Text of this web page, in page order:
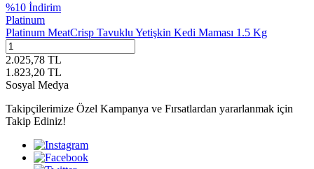
%10 İndirim
Platinum
Platinum MeatCrisp Tavuklu Yetişkin Kedi Maması 1.5 Kg
2.025,78 TL
1.823,20 TL
Sosyal Medya
Takipçilerimize Özel Kampanya ve Fırsatlardan yararlanmak için
Takip Ediniz!